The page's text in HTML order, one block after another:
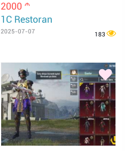
2000 m
1C Restoran
2025-07-07 183